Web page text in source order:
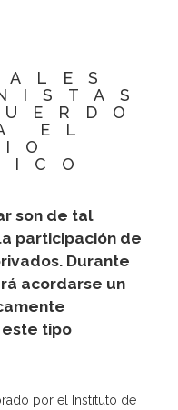
EL
son de tal
participación de
Durante
acordarse un
tipo
por el Instituto de